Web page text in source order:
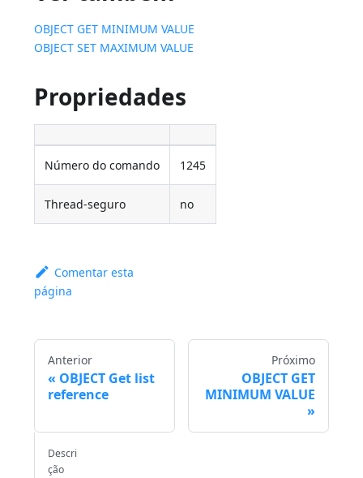
OBJECT GET MINIMUM VALUE
OBJECT SET MAXIMUM VALUE
Propriedades
Número do comando 1245
Thread-seguro no
Comentar esta
página
Anterior
OBJECT Get list
reference
Próximo
OBJECT GET
MINIMUM VALUE
Descri
ção